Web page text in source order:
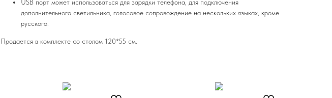
USB порт может использоваться для зарядки телефона, для подключения
дополнительного светильника, голосовое сопровождение на нескольких языках, кроме
русского.
Продается в комплекте со столом 120*55 см.